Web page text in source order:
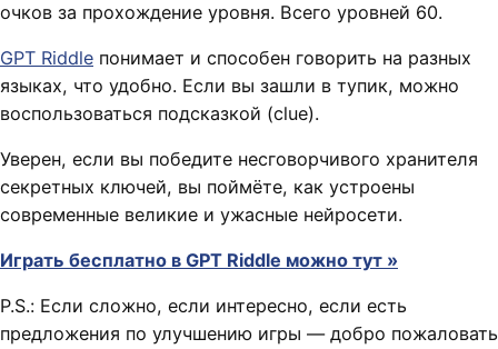
очков за прохождение уровня. Всего уровней 60.
GPT Riddle понимает и способен говорить на разных
языках, что удобно. Если вы зашли в тупик, можно
воспользоваться подсказкой (clue).
Уверен, если вы победите несговорчивого хранителя
секретных ключей, вы поймёте, как устроены
современные великие и ужасные нейросети.
Играть бесплатно в GPT Riddle можно тут »
P.S.: Если сложно, если интересно, если есть
предложения по улучшению игры — добро пожаловать